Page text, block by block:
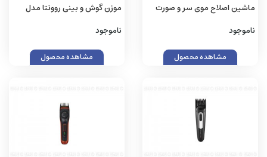
ماشین اصلاح موی سر و صورت
ناموجود
مشاهده محصول
موزن گوش و بینی روونتا مدل
ناموجود
مشاهده محصول